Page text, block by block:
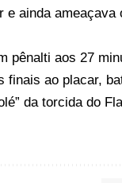
ainda ameaçava
pênalti aos 27
finais ao placar,
da torcida do